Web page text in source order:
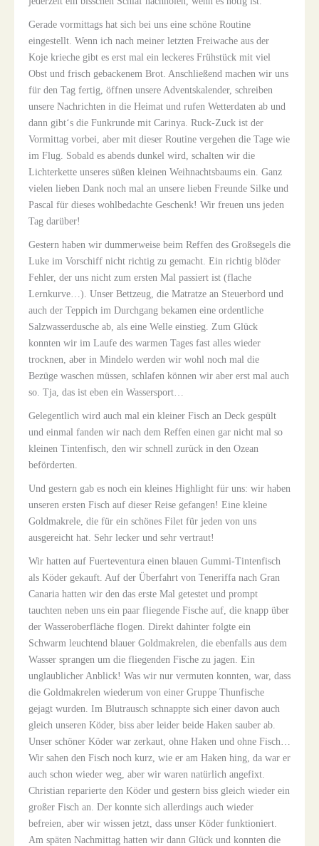
Gerade vormittags hat sich bei uns eine schöne Routine
eingestellt. Wenn ich nach meiner letzten Freiwache aus der
Koje krieche gibt es erst mal ein leckeres Frühstück mit viel
Obst und frisch gebackenem Brot. Anschließend machen wir uns
für den Tag fertig, öffnen unsere Adventskalender, schreiben
unsere Nachrichten in die Heimat und rufen Wetterdaten ab und
dann gibt‘s die Funkrunde mit Carinya. Ruck-Zuck ist der
Vormittag vorbei, aber mit dieser Routine vergehen die Tage wie
im Flug. Sobald es abends dunkel wird, schalten wir die
Lichterkette unseres süßen kleinen Weihnachtsbaums ein. Ganz
vielen lieben Dank noch mal an unsere lieben Freunde Silke und
Pascal für dieses wohlbedachte Geschenk! Wir freuen uns jeden
Tag darüber!
Gestern haben wir dummerweise beim Reffen des Großsegels die
Luke im Vorschiff nicht richtig zu gemacht. Ein richtig blöder
Fehler, der uns nicht zum ersten Mal passiert ist (flache
Lernkurve…). Unser Bettzeug, die Matratze an Steuerbord und
auch der Teppich im Durchgang bekamen eine ordentliche
Salzwasserdusche ab, als eine Welle einstieg. Zum Glück
konnten wir im Laufe des warmen Tages fast alles wieder
trocknen, aber in Mindelo werden wir wohl noch mal die
Bezüge waschen müssen, schlafen können wir aber erst mal auch
so. Tja, das ist eben ein Wassersport…
Gelegentlich wird auch mal ein kleiner Fisch an Deck gespült
und einmal fanden wir nach dem Reffen einen gar nicht mal so
kleinen Tintenfisch, den wir schnell zurück in den Ozean
beförderten.
Und gestern gab es noch ein kleines Highlight für uns: wir haben
unseren ersten Fisch auf dieser Reise gefangen! Eine kleine
Goldmakrele, die für ein schönes Filet für jeden von uns
ausgereicht hat. Sehr lecker und sehr vertraut!
Wir hatten auf Fuerteventura einen blauen Gummi-Tintenfisch
als Köder gekauft. Auf der Überfahrt von Teneriffa nach Gran
Canaria hatten wir den das erste Mal getestet und prompt
tauchten neben uns ein paar fliegende Fische auf, die knapp über
der Wasseroberfläche flogen. Direkt dahinter folgte ein
Schwarm leuchtend blauer Goldmakrelen, die ebenfalls aus dem
Wasser sprangen um die fliegenden Fische zu jagen. Ein
unglaublicher Anblick! Was wir nur vermuten konnten, war, dass
die Goldmakrelen wiederum von einer Gruppe Thunfische
gejagt wurden. Im Blutrausch schnappte sich einer davon auch
gleich unseren Köder, biss aber leider beide Haken sauber ab.
Unser schöner Köder war zerkaut, ohne Haken und ohne Fisch…
Wir sahen den Fisch noch kurz, wie er am Haken hing, da war er
auch schon wieder weg, aber wir waren natürlich angefixt.
Christian reparierte den Köder und gestern biss gleich wieder ein
großer Fisch an. Der konnte sich allerdings auch wieder
befreien, aber wir wissen jetzt, dass unser Köder funktioniert.
Am späten Nachmittag hatten wir dann Glück und konnten die